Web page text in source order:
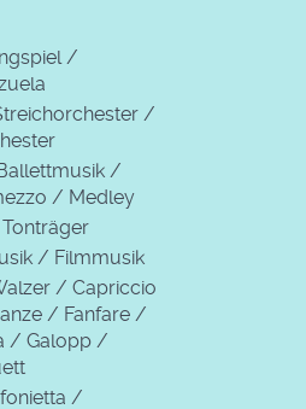
/
/
/
/ Medley
/ Filmmusik
/ Capriccio
/ Fanfare /
/ Galopp /
/